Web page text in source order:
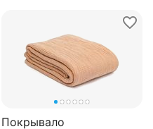
Покрывало